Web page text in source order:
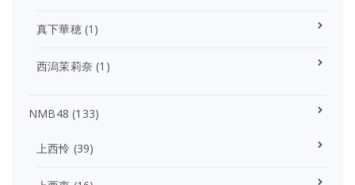
真下華穂(1)
西潟茉莉奈 (1)
NMB48 (133)
上西怜 (39)